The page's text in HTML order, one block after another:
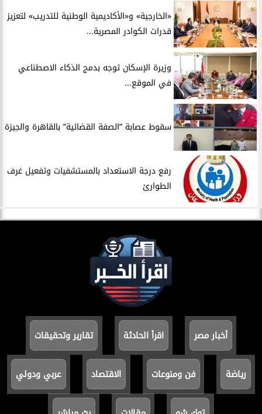
​«الخارجية» و«الأكاديمية الوطنية للتدريب» لتعزيز
قدرات الكوادر المصرية...
​وزيرة الإسكان توجه بدمج الذكاء الاصطناعي
في الموقع...
سقوط عصابة ”الصفة القضائية” بالقاهرة والجيزة
​رفع درجة الاستعداد بالمستشفيات وتفعيل غرف
الطوارئ
أخبار مصر اقرأ الحادثة تقارير وتحقيقات
رياضة فن ومنوعات الاقتصاد عربي ودولي